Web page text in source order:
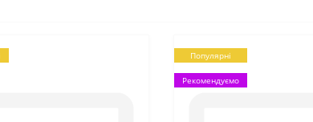
Популярні
Рекомендуємо